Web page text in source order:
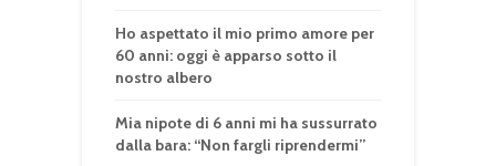
Ho aspettato il mio primo amore per
60 anni: oggi è apparso sotto il
nostro albero
Mia nipote di 6 anni mi ha sussurrato
dalla bara: “Non fargli riprendermi”